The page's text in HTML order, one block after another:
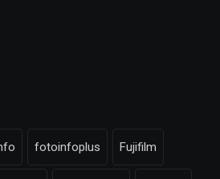
fotoinfoplus Fujifilm